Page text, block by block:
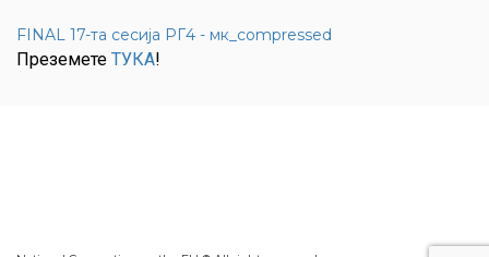
FINAL 17-та сесија РГ4 - мк_compressed
Преземете ТУКА!